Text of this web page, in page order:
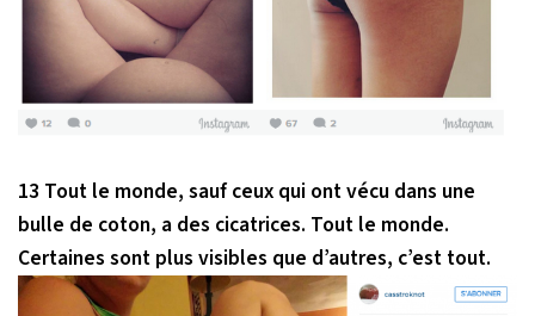
13 Tout le monde, sauf ceux qui ont vécu dans une
bulle de coton, a des cicatrices. Tout le monde.
Certaines sont plus visibles que d’autres, c’est tout.